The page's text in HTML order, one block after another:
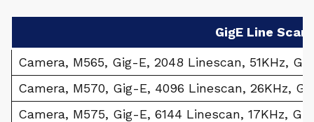
GigE Line Scan
Camera, M565, Gig-E, 2048 Linescan, 51KHz,
Camera, M570, Gig-E, 4096 Linescan, 26KHz,
Camera, M575, Gig-E, 6144 Linescan, 17KHz,